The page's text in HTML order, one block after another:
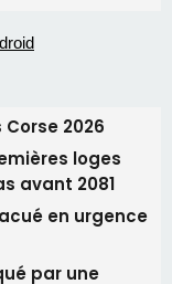
du
du